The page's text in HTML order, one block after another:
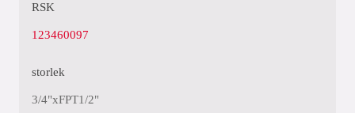
RSK
123460097
storlek
3/4"xFPT1/2"